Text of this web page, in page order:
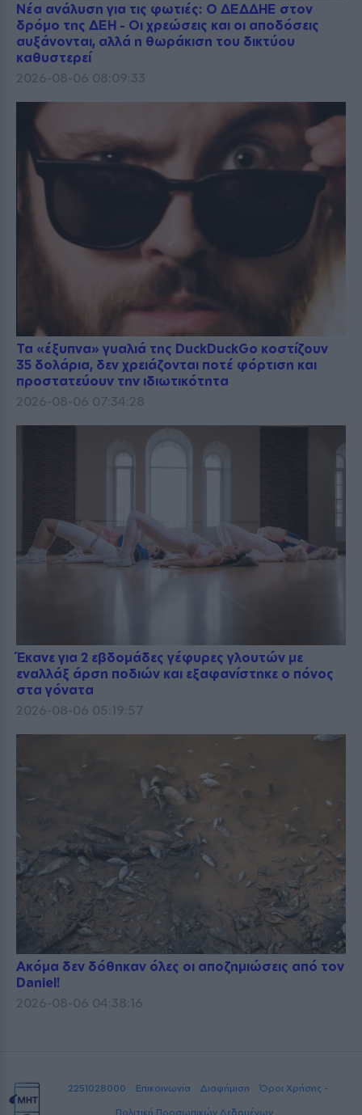
Νέα ανάλυση για τις φωτιές: Ο ΔΕΔΔΗΕ στον
δρόμο της ΔΕΗ - Οι χρεώσεις και οι αποδόσεις
αυξάνονται, αλλά η θωράκιση του δικτύου
καθυστερεί
2026-08-06 08:09:33
Τα «έξυπνα» γυαλιά της DuckDuckGo κοστίζουν
35 δολάρια, δεν χρειάζονται ποτέ φόρτιση και
προστατεύουν την ιδιωτικότητα
2026-08-06 07:34:28
Έκανε για 2 εβδομάδες γέφυρες γλουτών με
εναλλάξ άρση ποδιών και εξαφανίστηκε ο πόνος
στα γόνατα
2026-08-06 05:19:57
Ακόμα δεν δόθηκαν όλες οι αποζημιώσεις από τον
Daniel!
2026-08-06 04:38:16
2251028000 Επικοινωνία Διαφήμιση
Όροι Χρήσης -
Πολιτική Προσωπικών Δεδομένων